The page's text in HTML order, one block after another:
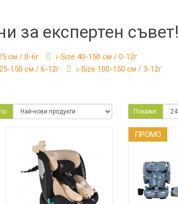
за експертен съвет!
см / 0-6г
i-Size 40-150 см / 0-12г
150 см / 6-12г
i-Size 100-150 см / 3-12г
Покажи:
ПРОМO